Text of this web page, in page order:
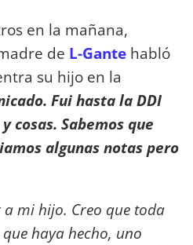
en la mañana,
de L-Gante habló
su hijo en la
Fui hasta la DDI
cosas. Sabemos que
algunas notas pero
mi hijo. Creo que toda
haya hecho, uno